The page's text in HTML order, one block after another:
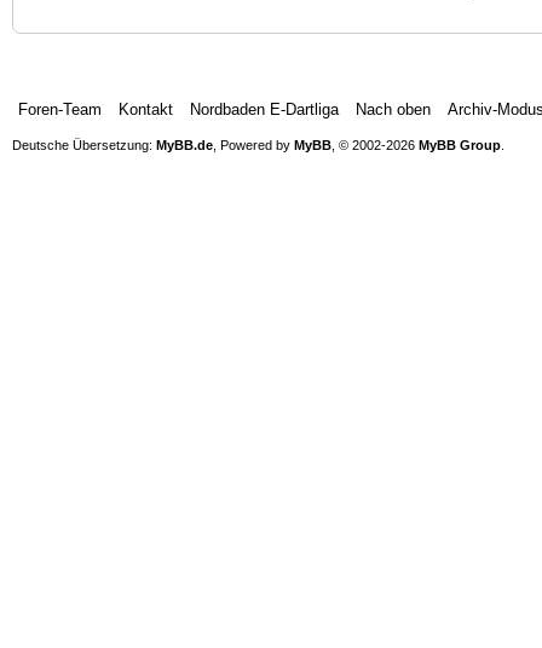
Foren-Team Kontakt Nordbaden E-Dartliga Nach oben Archiv-
Deutsche Übersetzung: MyBB.de , Powered by MyBB , © 2002-2026 MyBB Group